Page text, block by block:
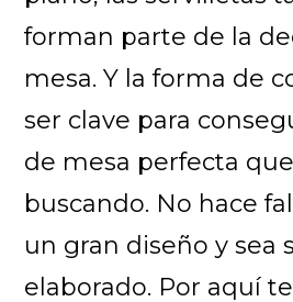
forman parte de la
mesa. Y la forma de
ser clave para
de mesa perfecta
buscando. No hace
un gran diseño y sea
elaborado. Por aquí